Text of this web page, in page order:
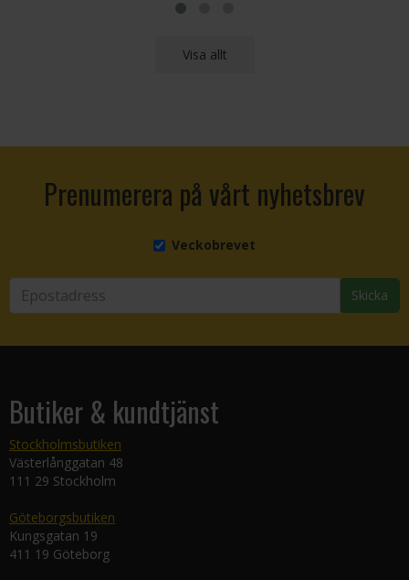
Visa allt
Prenumerera på vårt nyhetsbrev
Veckobrevet
Skicka
Butiker & kundtjänst
Stockholmsbutiken
Västerlånggatan 48
111 29 Stockholm
Göteborgsbutiken
Kungsgatan 19
411 19 Göteborg